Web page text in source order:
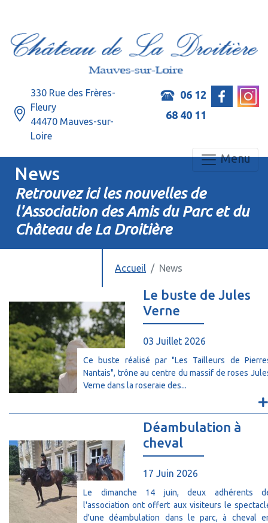
330 Rue des Frères-
Fleury
44470 Mauves-sur-
Loire
06 12
68 40 11
Menu
News
Retrouvez ici les nouvelles de
l'Association des Amis du Parc et du
Château de La Droitière
Accueil News
Le buste de Jules
Verne
03 Juillet 2026
Ce buste réalisé par "Les Tailleurs de
Nantais", trône au centre du massif de roses
Verne dans la roseraie des...
Déambulation à
cheval
17 Juin 2026
Le dimanche 14 juin, deux adhérents
l'association ont offert aux visiteurs le
d'une déambulation dans le parc, à cheval